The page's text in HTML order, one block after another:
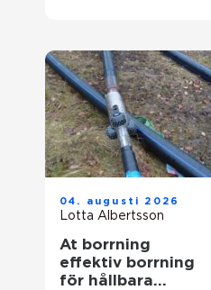
04. augusti 2026
Lotta Albertsson
At borrning
effektiv borrning
för hållbara